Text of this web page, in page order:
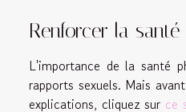
Renforcer la
L'importance de la santé
rapports sexuels. Mais
explications, cliquez sur ce